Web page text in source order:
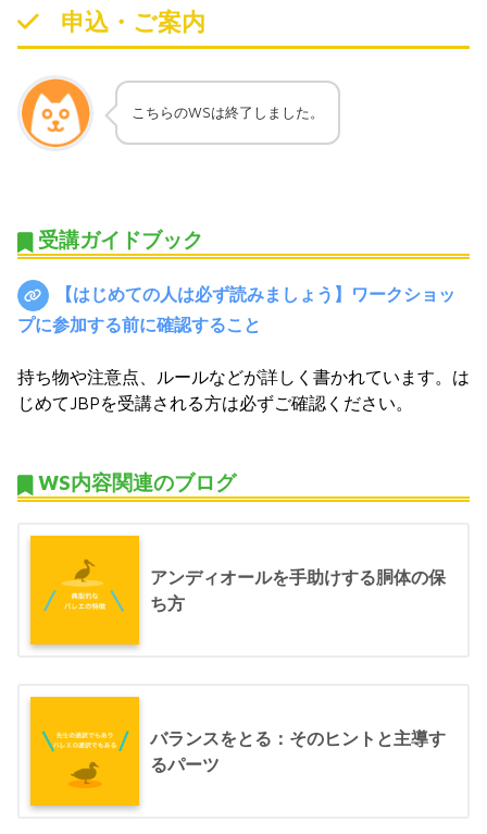
申込・ご案内
こちらのWSは終了しました。
受講ガイドブック
【はじめての人は必ず読みましょう】ワークショッ
プに参加する前に確認すること
持ち物や注意点、ルールなどが詳しく書かれています。は
じめてJBPを受講される方は必ずご確認ください。
WS内容関連のブログ
アンディオールを手助けする胴体の保
ち方
バランスをとる：そのヒントと主導す
るパーツ